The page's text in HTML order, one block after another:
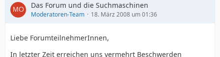
Das Forum und die Suchmaschinen
Moderatoren-Team 18. März 2008 um 01:36
Liebe ForumteilnehmerInnen,
In letzter Zeit erreichen uns vermehrt Beschwerden